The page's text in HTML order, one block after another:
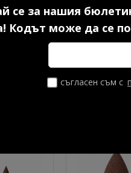
се за нашия
Кодът може да се
съгласен съм с